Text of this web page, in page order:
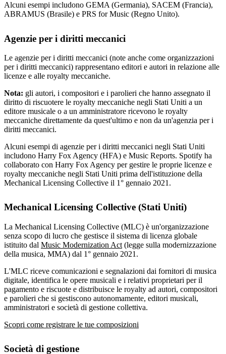
Alcuni esempi includono GEMA (Germania), SACEM (Francia),
ABRAMUS (Brasile) e PRS for Music (Regno Unito).
Agenzie per i diritti meccanici
Le agenzie per i diritti meccanici (note anche come organizzazioni
per i diritti meccanici) rappresentano editori e autori in relazione alle
licenze e alle royalty meccaniche.
Nota: gli autori, i compositori e i parolieri che hanno assegnato il
diritto di riscuotere le royalty meccaniche negli Stati Uniti a un
editore musicale o a un amministratore ricevono le royalty
meccaniche direttamente da quest'ultimo e non da un'agenzia per i
diritti meccanici.
Alcuni esempi di agenzie per i diritti meccanici negli Stati Uniti
includono Harry Fox Agency (HFA) e Music Reports. Spotify ha
collaborato con Harry Fox Agency per gestire le proprie licenze e
royalty meccaniche negli Stati Uniti prima dell'istituzione della
Mechanical Licensing Collective il 1° gennaio 2021.
Mechanical Licensing Collective (Stati Uniti)
La Mechanical Licensing Collective (MLC) è un'organizzazione
senza scopo di lucro che gestisce il sistema di licenza globale
istituito dal Music Modernization Act (legge sulla modernizzazione
della musica, MMA) dal 1° gennaio 2021.
L'MLC riceve comunicazioni e segnalazioni dai fornitori di musica
digitale, identifica le opere musicali e i relativi proprietari per il
pagamento e riscuote e distribuisce le royalty ad autori, compositori
e parolieri che si gestiscono autonomamente, editori musicali,
amministratori e società di gestione collettiva.
Scopri come registrare le tue composizioni
Società di gestione